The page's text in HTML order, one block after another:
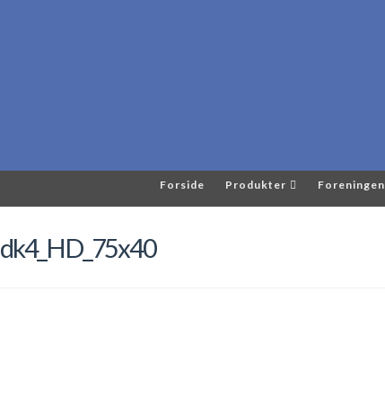
Forside Produkter Foreningen
dk4_HD_75x40